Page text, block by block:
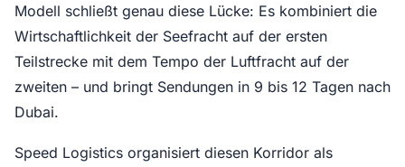
Modell schließt genau diese Lücke: Es kombiniert die
Wirtschaftlichkeit der Seefracht auf der ersten
Teilstrecke mit dem Tempo der Luftfracht auf der
zweiten – und bringt Sendungen in 9 bis 12 Tagen nach
Dubai.
Speed Logistics organisiert diesen Korridor als